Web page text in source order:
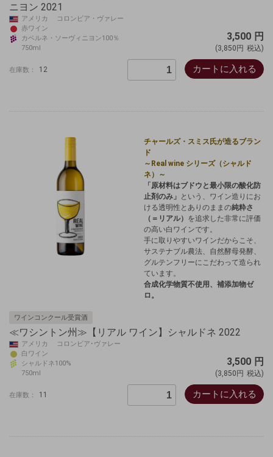
ニヨン 2021
アメリカ コロンビア・ヴァレー
赤ワイン
カベルネ・ソーヴィニヨン100％
750ml
3,500 円
(3,850円 税込)
在庫数： 12 カートに入れる
チャールズ・スミス氏が造るブラン
ド
～Real wine シリーズ（シャルド
ネ）～
「原材料はブドウと最小限の酸化防
止剤のみ」 という、ワイン造りにお
ける透明性とありのままの純粋さ
（＝リアル） を追求した非常に評価
の高い白ワインです。
手に取りやすいワインだからこそ、
サステナブル農法、自然酵母発酵、
グルテンフリーにこだわって造られ
ています。
合成化学物質不使用、補添加物ゼ
ロ。
ワインコンクール受賞酒
≪ワシントン州≫【リアル ワイン】シャルドネ 2022
アメリカ コロンビア･ヴァレー
白ワイン
シャルドネ100%
750ml
3,500 円
(3,850円 税込)
在庫数： 11 カートに入れる